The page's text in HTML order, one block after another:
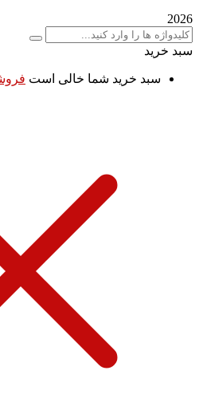
2026
سبد خرید
سبد خرید شما خالی است